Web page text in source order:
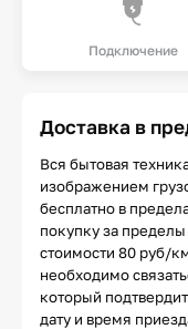
Подключение
Доставка в
Вся бытовая
изображением
бесплатно в
покупку за
стоимости 80 руб/
необходимо
который
дату и время